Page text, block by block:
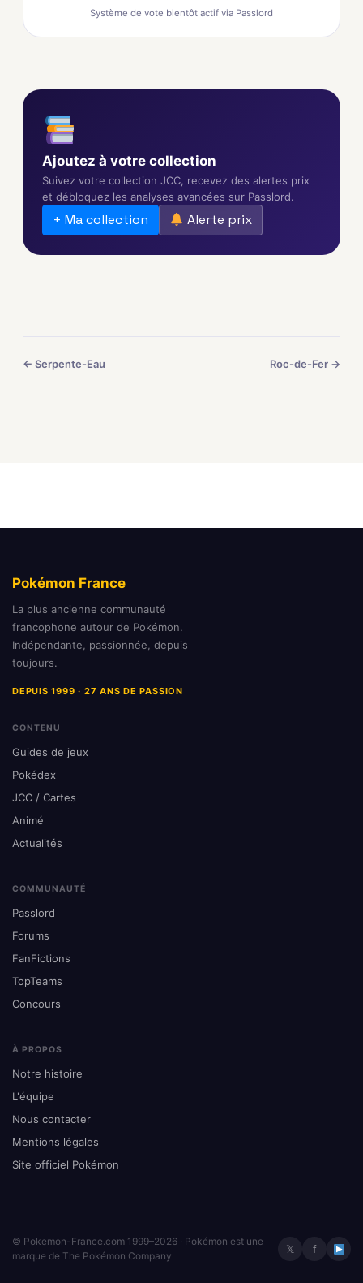
Système de vote bientôt actif via Passlord
Ajoutez à votre collection
Suivez votre collection JCC, recevez des alertes prix
et débloquez les analyses avancées sur Passlord.
+ Ma collection Alerte prix
← Serpente-Eau Roc-de-Fer →
Pokémon France
La plus ancienne communauté
francophone autour de Pokémon.
Indépendante, passionnée, depuis
toujours.
DEPUIS 1999 · 27 ANS DE PASSION
CONTENU
Guides de jeux
Pokédex
JCC / Cartes
Animé
Actualités
COMMUNAUTÉ
Passlord
Forums
FanFictions
TopTeams
Concours
À PROPOS
Notre histoire
L'équipe
Nous contacter
Mentions légales
Site officiel Pokémon
© Pokemon-France.com 1999–2026 · Pokémon est une
marque de The Pokémon Company
𝕏 f